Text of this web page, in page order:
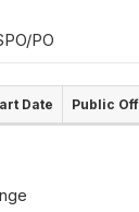
PO
Date Public